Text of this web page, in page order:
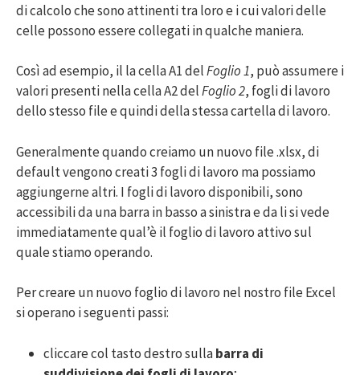
di calcolo che sono attinenti tra loro e i cui valori delle
celle possono essere collegati in qualche maniera.
Così ad esempio, il la cella A1 delFoglio 1, può assumere i
valori presenti nella cella A2 delFoglio 2, fogli di lavoro
dello stesso file e quindi della stessa cartella di lavoro.
Generalmente quando creiamo un nuovo file .xlsx, di
default vengono creati 3 fogli di lavoro ma possiamo
aggiungerne altri. I fogli di lavoro disponibili, sono
accessibili da una barra in basso a sinistra e da li si vede
immediatamente qual’è il foglio di lavoro attivo sul
quale stiamo operando.
Per creare un nuovo foglio di lavoro nel nostro file Excel
si operano i seguenti passi:
cliccare col tasto destro sullabarra di